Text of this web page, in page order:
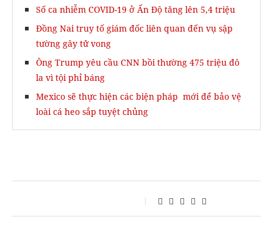
Số ca nhiễm COVID-19 ở Ấn Độ tăng lên 5,4 triệu
Đồng Nai truy tố giám đốc liên quan đến vụ sập
tường gây tử vong
Ông Trump yêu cầu CNN bồi thường 475 triệu đô
la vì tội phỉ báng
Mexico sẽ thực hiện các biện pháp mới để bảo vệ
loài cá heo sắp tuyệt chủng